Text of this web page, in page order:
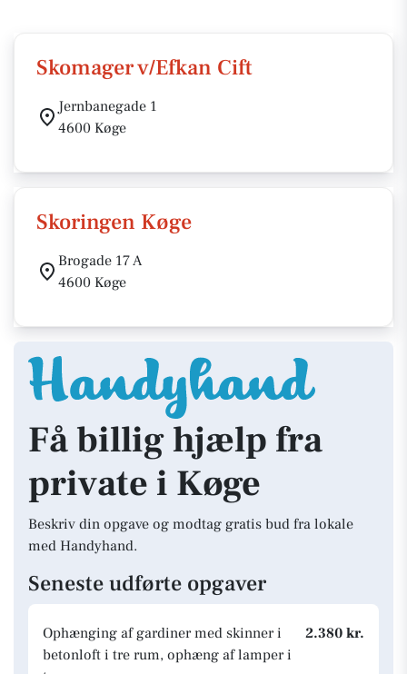
Skomager v/Efkan Cift
Jernbanegade 1
4600 Køge
Skoringen Køge
Brogade 17 A
4600 Køge
Få billig hjælp fra
private i Køge
Beskriv din opgave og modtag gratis bud fra lokale
med Handyhand.
Seneste udførte opgaver
Ophænging af gardiner med skinner i
betonloft i tre rum, ophæng af lamper i
2.380 kr.